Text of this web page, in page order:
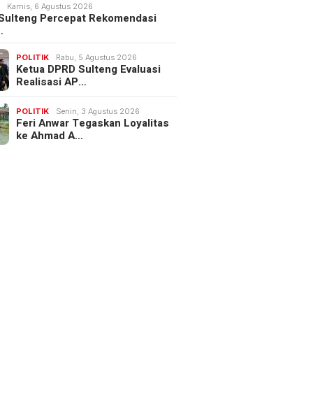
Kamis, 6 Agustus 2026
Percepat Rekomendasi
POLITIK Rabu, 5 Agustus 2026
Ketua DPRD Sulteng Evaluasi
Realisasi AP…
POLITIK Senin, 3 Agustus 2026
Feri Anwar Tegaskan Loyalitas
ke Ahmad A…